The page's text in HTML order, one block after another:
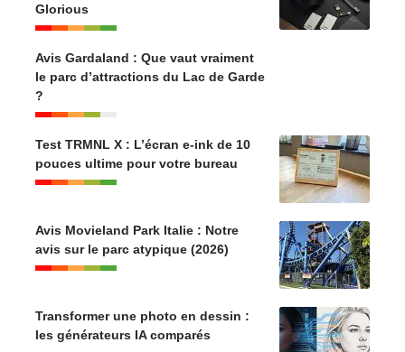
Glorious
Avis Gardaland : Que vaut vraiment
le parc d’attractions du Lac de Garde
?
Test TRMNL X : L’écran e-ink de 10
pouces ultime pour votre bureau
Avis Movieland Park Italie : Notre
avis sur le parc atypique (2026)
Transformer une photo en dessin :
les générateurs IA comparés